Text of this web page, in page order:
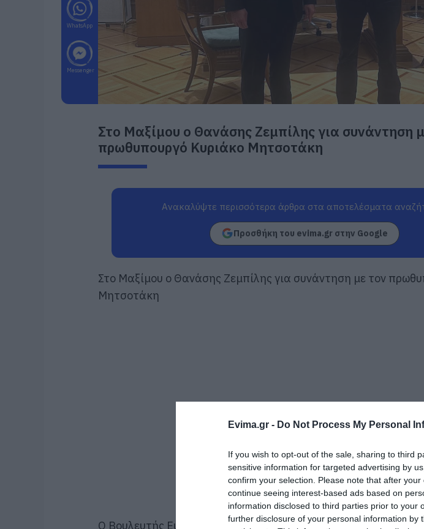
Evima.gr - Do Not Process My Personal
If you wish to opt-out of the sale, sharing to third
sensitive information for targeted advertising by
confirm your selection. Please note that after
continue seeing interest-based ads based on
information disclosed to third parties prior to your
further disclosure of your personal information by
WhatsApp
Messenger
Στο Μαξίμου ο Θανάσης Ζεμπίλης για συνάντηση
πρωθυπουργό Κυριάκο Μητσοτάκη
Ανακαλύψτε περισσότερα άρθρα στα αποτελέσματα
Προσθήκη του evima.gr στην Google
Στο Μαξίμου ο Θανάσης Ζεμπίλης για συνάντηση με τον
Μητσοτάκη
Ο Βουλευτής Εύβοιας ΘανάσηςΖεμπίληςβρέθηκε αργά χθες